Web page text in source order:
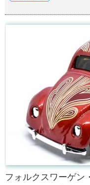
フォルクスワーゲン